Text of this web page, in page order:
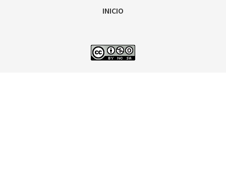
INICIO